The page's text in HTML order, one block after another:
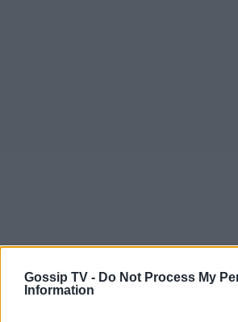
Gossip TV - Do Not Process My
Information